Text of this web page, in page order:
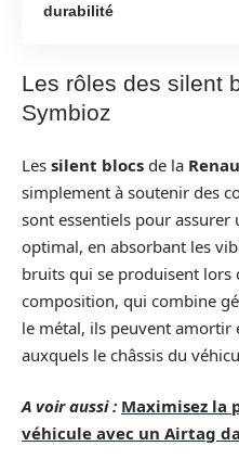
durabilité
Les rôles des silent
Symbioz
Les silent blocs de la
simplement à soutenir des
sont essentiels pour assurer
optimal, en absorbant les
bruits qui se produisent lors
composition, qui combine
le métal, ils peuvent amortir
auxquels le châssis du
A voir aussi : Maximisez la
véhicule avec un Airtag